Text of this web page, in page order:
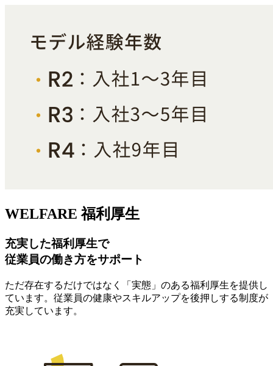
WELFARE福利厚生
充実した福利厚生で
従業員の働き方をサポート
ただ存在するだけではなく「実態」のある福利厚生を提供し
ています。従業員の健康やスキルアップを後押しする制度が
充実しています。